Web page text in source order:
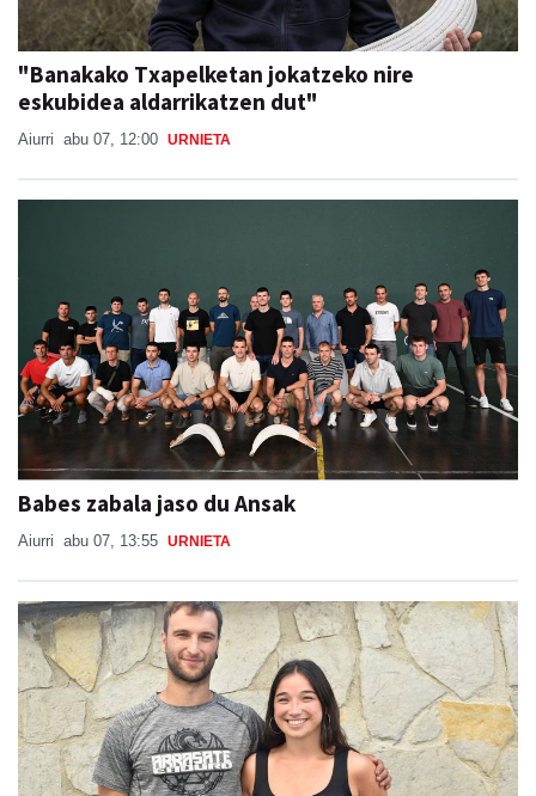
"Banakako Txapelketan jokatzeko nire
eskubidea aldarrikatzen dut"
Aiurri abu 07, 12:00 URNIETA
Babes zabala jaso du Ansak
Aiurri abu 07, 13:55 URNIETA